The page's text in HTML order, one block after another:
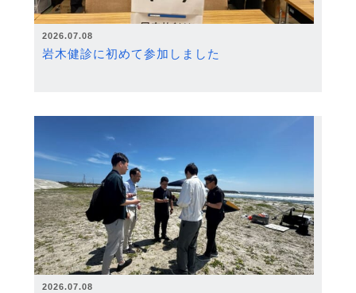
2026.07.08
岩木健診に初めて参加しました
2026.07.08